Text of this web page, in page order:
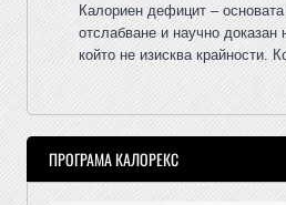
Калориен дефицит –
отслабване и научно доказан
който не изисква крайности.
ПРОГРАМА КАЛОРЕКС